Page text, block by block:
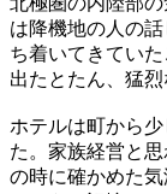
は降機地の人の
ち着いてきてい
出たとたん、猛烈
ホテルは町から
た。家族経営と
の時に確かめた